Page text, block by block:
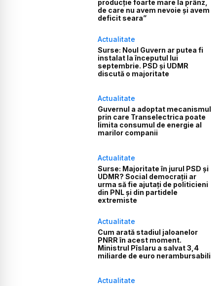
producție foarte mare la prânz,
de care nu avem nevoie și avem
deficit seara”
Actualitate
Surse: Noul Guvern ar putea fi
instalat la începutul lui
septembrie. PSD și UDMR
discută o majoritate
Actualitate
Guvernul a adoptat mecanismul
prin care Transelectrica poate
limita consumul de energie al
marilor companii
Actualitate
Surse: Majoritate în jurul PSD și
UDMR? Social democrații ar
urma să fie ajutați de politicieni
din PNL și din partidele
extremiste
Actualitate
Cum arată stadiul jaloanelor
PNRR în acest moment.
Ministrul Pîslaru a salvat 3,4
miliarde de euro nerambursabili
Actualitate